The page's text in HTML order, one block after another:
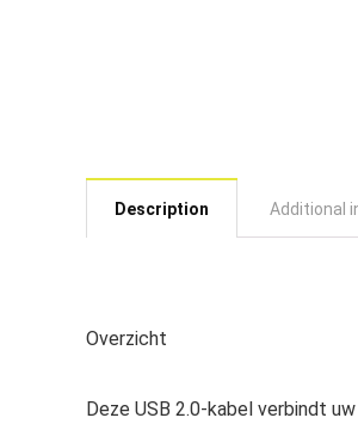
Description Additional
Overzicht
Deze USB 2.0-kabel verbindt